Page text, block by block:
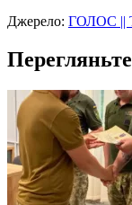
Джерело: ГОЛОС ||